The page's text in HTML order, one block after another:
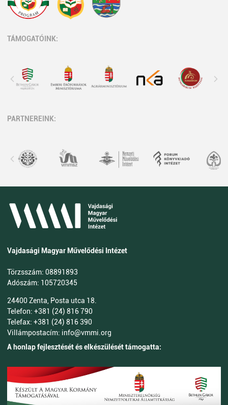
TÁMOGATÓINK:
PARTNEREINK:
Vajdasági Magyar Művelődési Intézet
Törzsszám: 08891893
Adószám: 105720345
24400 Zenta, Posta utca 18.
Telefon: +381 (24) 816 790
Telefax: +381 (24) 816 390
Villámpostacím: info@vmmi.org
A honlap fejlesztését és elkészülését támogatta: